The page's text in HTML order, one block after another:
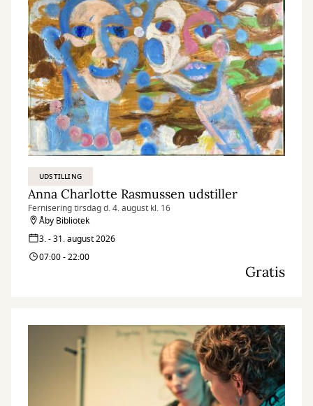
UDSTILLING
Anna Charlotte Rasmussen udstiller
Fernisering tirsdag d. 4. august kl. 16
Åby Bibliotek
3. - 31. august 2026
07:00 - 22:00
Gratis